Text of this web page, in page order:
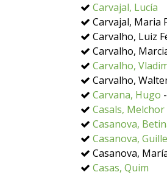
Carvajal, Lucía
Carvajal, Maria
Carvalho, Luiz
Carvalho,
Carvalho,
Carvalho,
Carvana, Hugo
Casals, Melchor
Casanova,
Casanova,
Casanova,
Casas, Quim